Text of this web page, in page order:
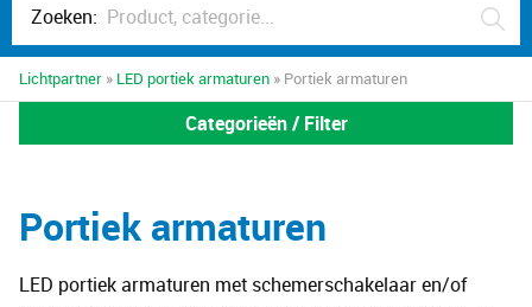
Zoeken:
Lichtpartner » LED portiek armaturen » Portiek armaturen
Categorieën / Filter
Portiek armaturen
LED portiek armaturen met schemerschakelaar en/of